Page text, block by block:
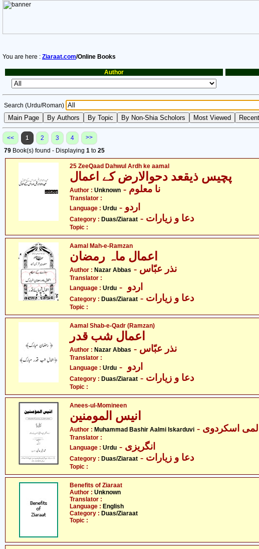
You are here : Ziaraat.com/Online Books
Author
Search (Urdu/Roman)
<< 1 2 3 4
>>
79 Book(s) found - Displaying 1 to 25
25 ZeeQaad Dahwul Ardh ke aamal
پچیس ذیقعد دحوالارض کے اعمال
Author : Unknown - نا معلوم
Translator :
Language : Urdu - اردو
Category : Duas/Ziaraat - دعا و زیارات
Topic :
Aamal Mah-e-Ramzan
اعمال ماہ رمضان
Author : Nazar Abbas - نذر عبّاس
Translator :
Language : Urdu
Category : Duas/Ziaraat - دعا و زیارات
Topic :
Aamal Shab-e-Qadr (Ramzan)
اعمال شب قدر
Author : Nazar Abbas - نذر عبّاس
Translator :
Language : Urdu
Category : Duas/Ziaraat - دعا و زیارات
Topic :
Anees-ul-Momineen
انیس المومنین
Author : Muhammad Bashir Aalmi Iskarduvi
Translator :
Language : Urdu - انگریزی
Category : Duas/Ziaraat - دعا و زیارات
Topic :
Benefits of Ziaraat
Author : Unknown
Translator :
Language : English
Category : Duas/Ziaraat
Topic :